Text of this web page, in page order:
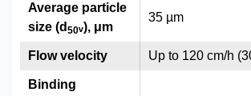
35 µm
Up to 120 cm/h
Average particle
size (d 50ᵥ), μm
Flow velocity
Binding